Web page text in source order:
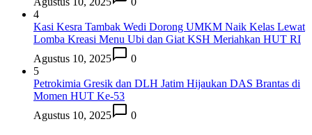
4
Kasi Kesra Tambak Wedi Dorong UMKM Naik Kelas Lewat
Lomba Kreasi Menu Ubi dan Giat KSH Meriahkan HUT RI
Agustus 10, 2025
0
5
Petrokimia Gresik dan DLH Jatim Hijaukan DAS Brantas di
Momen HUT Ke-53
Agustus 10, 2025
0